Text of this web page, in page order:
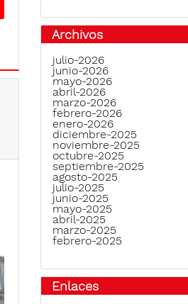
Archivos
julio-2026
junio-2026
mayo-2026
abril-2026
marzo-2026
febrero-2026
enero-2026
diciembre-2025
noviembre-2025
octubre-2025
septiembre-2025
agosto-2025
julio-2025
junio-2025
mayo-2025
abril-2025
marzo-2025
febrero-2025
Enlaces